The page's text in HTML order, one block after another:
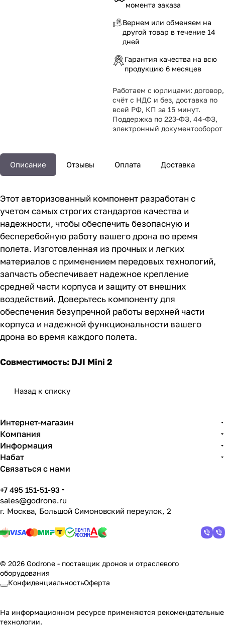
момента заказа
Вернем или обменяем на
другой товар в течение 14
дней
Гарантия качества на всю
продукцию 6 месяцев
Работаем с юрлицами: договор,
счёт с НДС и без, доставка по
всей РФ, КП за 15 минут.
Поддержка по 223-ФЗ, 44-ФЗ,
электронный документооборот
Описание Отзывы Оплата Доставка
Этот авторизованный компонент разработан с
учетом самых строгих стандартов качества и
надежности, чтобы обеспечить безопасную и
бесперебойную работу вашего дрона во время
полета. Изготовленная из прочных и легких
материалов с применением передовых технологий,
запчасть обеспечивает надежное крепление
средней части корпуса и защиту от внешних
воздействий. Доверьтесь компоненту для
обеспечения безупречной работы верхней части
корпуса и надежной функциональности вашего
дрона во время каждого полета.
Совместимость: DJI Mini 2
Назад к списку
Интернет-магазин
Компания
Информация
Набат
Связаться с нами
+7 495 151-51-93
sales@godrone.ru
г. Москва, Большой Симоновский переулок, 2
© 2026 Godrone - поставщик дронов и отраслевого
оборудования
КонфиденциальностьОферта
На информационном ресурсе применяются рекомендательные
технологии.